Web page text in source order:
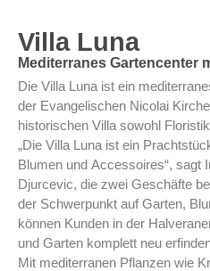
Villa Luna
Mediterranes Gartencenter
Die Villa Luna ist ein
der Evangelischen Nicolai
historischen Villa sowohl
„Die Villa Luna ist ein
Blumen und Accessoires“, sagt
Djurcevic, die zwei Geschäfte
der Schwerpunkt auf Garten,
können Kunden in der
und Garten komplett neu
Mit mediterranen Pflanzen wie